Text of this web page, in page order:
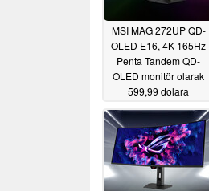
MSI MAG 272UP QD-
OLED E16, 4K 165Hz
Penta Tandem QD-
OLED monitör olarak
599,99 dolara
05/19/2026